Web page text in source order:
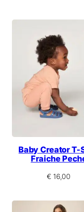
:
1
6
,
0
Baby Creator T-
Fraiche
€ 16,00